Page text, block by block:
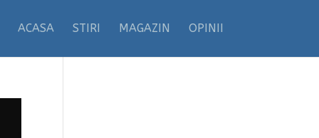
ACASA STIRI MAGAZIN OPINII